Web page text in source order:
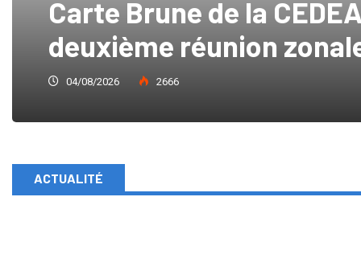
Carte Brune de la
deuxième réunion
04/08/2026 2666
ACTUALITÉ